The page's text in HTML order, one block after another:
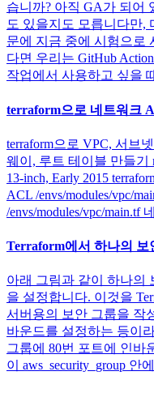
습니까? 아직 GA가 되어
도 있을지도 모릅니다만,
문에 지금 중에 시험으로
다면 우리는 GitHub
작업에서 사용하고 싶을
terraform으로 네트워크
terraform으로 VPC, 서브
웨이, 루트 테이블 만들기
13-inch, Early 2015
ACL /envs/modules/vpc/
/envs/modules/vpc/main.tf
Terraform에서 하나의 보
아래 그림과 같이 하나의
을 설정합니다. 이것을
서버용의 보안 그룹을 작
바운드를 설정하는 등이
그룹에 80번 포트에 인바
이 aws_security_group 안